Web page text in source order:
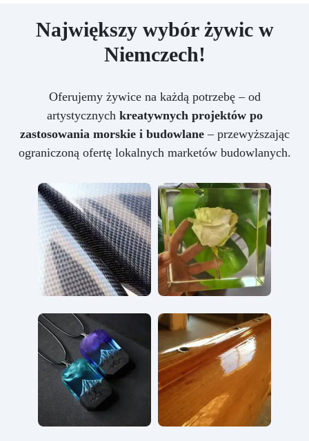
Największy wybór żywic w
Niemczech!
Oferujemy żywice na każdą potrzebę – od
artystycznych kreatywnych projektów po
zastosowania morskie i budowlane– przewyższając
ograniczoną ofertę lokalnych marketów budowlanych.